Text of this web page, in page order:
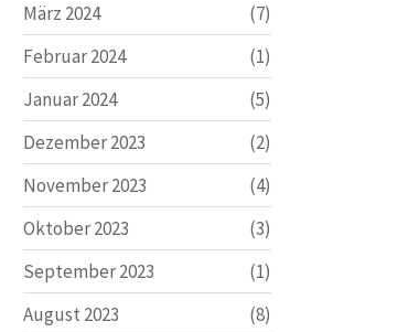
März 2024
(7)
Februar 2024
(1)
Januar 2024
(5)
Dezember 2023
(2)
November 2023
(4)
Oktober 2023
(3)
September 2023
(1)
August 2023
(8)